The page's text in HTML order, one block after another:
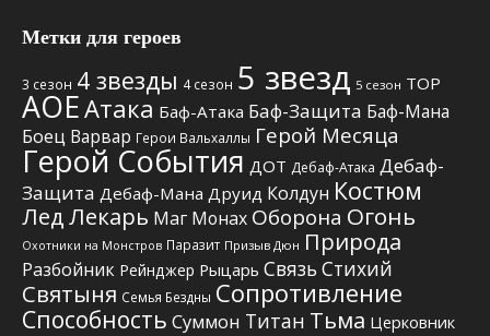
Метки для героев
3 сезон 4 звезды 4 сезон 5 звезд 5 сезон TOP
АОЕАтака Баф-Атака Баф-Защита Баф-Мана
Боец Варвар Герои Вальхаллы Герой Месяца
Герой События ДОТ Дебаф-Атака Дебаф-
Защита Дебаф-Мана Друид Колдун Костюм
ЛедЛекарь Маг Монах Оборона Огонь
Охотники на Монстров Паразит Призыв Дюн Природа
Разбойник Рейнджер Рыцарь Связь Стихий
Святыня Семья Бездны Сопротивление
Способность Суммон Титан Тьма Церковник